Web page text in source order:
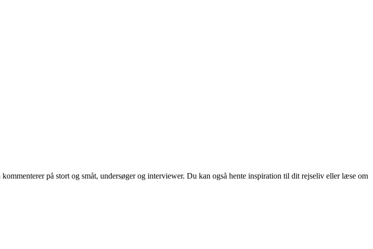
på stort og småt, undersøger og interviewer. Du kan også hente inspiration til dit rejseliv eller læse om